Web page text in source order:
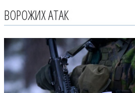
ВОРОЖИХ АТАК